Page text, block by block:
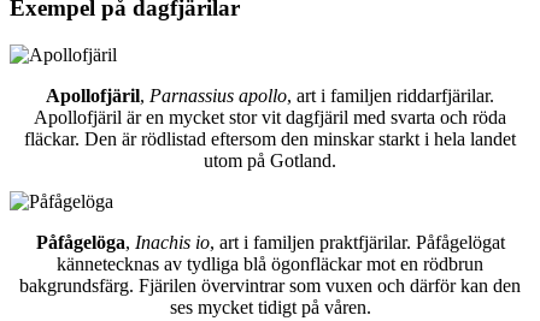
Exempel på dagfjärilar
Apollofjäril, Parnassius apollo, art i familjen riddarfjärilar.
Apollofjäril är en mycket stor vit dagfjäril med svarta och röda
fläckar. Den är rödlistad eftersom den minskar starkt i hela landet
utom på Gotland.
Påfågelöga, Inachis io, art i familjen praktfjärilar. Påfågelögat
kännetecknas av tydliga blå ögonfläckar mot en rödbrun
bakgrundsfärg. Fjärilen övervintrar som vuxen och därför kan den
ses mycket tidigt på våren.